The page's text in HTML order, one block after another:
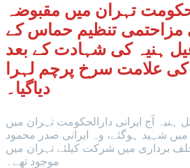
تہران میں مقبوضہ
تنظیم حماس کے
ہنیہ کی شہادت کے بعد
کی علامت سرخ پرچم لہرا
دیاگیا۔
آج ایرانی دارالحکومت تہران میں
میں شہید ہوگئے، وہ ایرانی صدر محمود
برداری میں شرکت کیلئے تہران میں
موجود تھے۔